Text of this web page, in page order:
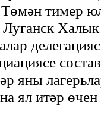
тимер
яны
ял итәр